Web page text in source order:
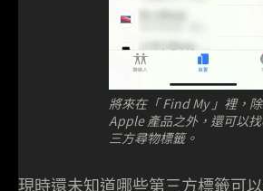
將來在「 Find My 」裡，
Apple 產品之外，還可以
三方尋物標籤。
現時還未知道哪些第三方標籤可